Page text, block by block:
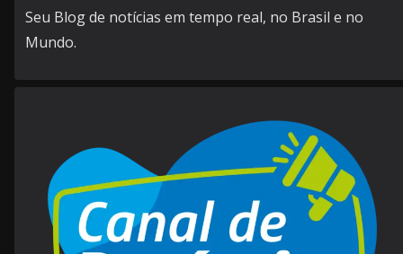
Seu Blog de notícias em tempo real, no Brasil e no
Mundo.